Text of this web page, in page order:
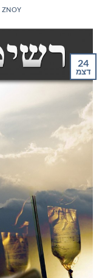
ZNOY
24
דצמ